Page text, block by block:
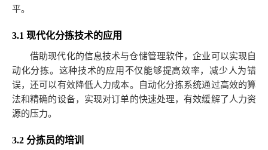
平。
3.1 现代化分拣技术的应用
借助现代化的信息技术与仓储管理软件，企业可以实现自
动化分拣。这种技术的应用不仅能够提高效率，减少人为错
误，还可以有效降低人力成本。自动化分拣系统通过高效的算
法和精确的设备，实现对订单的快速处理，有效缓解了人力资
源的压力。
3.2 分拣员的培训